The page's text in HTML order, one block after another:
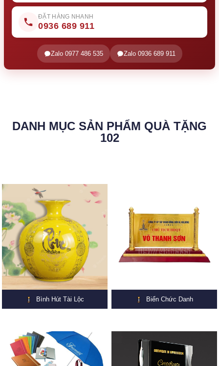
ĐẶT HÀNG NHANH
0936 689 911
Zalo 0977 486 535 Zalo 0936 689 911
DANH MỤC SẢN PHẨM QUÀ TẶNG
102
Bình Hút Tài Lộc Biển Chức Danh